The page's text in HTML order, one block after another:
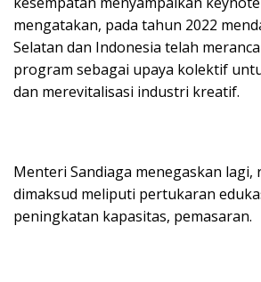
mengatakan, pada tahun 2022
Selatan dan Indonesia telah
program sebagai upaya kolektif
dan merevitalisasi industri kreatif.
Menteri Sandiaga menegaskan lagi,
dimaksud meliputi pertukaran
peningkatan kapasitas, pemasaran.